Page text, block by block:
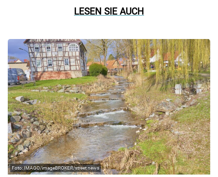
LESEN SIE AUCH
IMAGO/imageBROKER/street news